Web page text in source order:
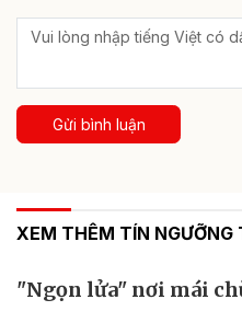
Gửi bình luận
XEM THÊM TÍN NGƯỠNG
"Ngọn lửa" nơi mái